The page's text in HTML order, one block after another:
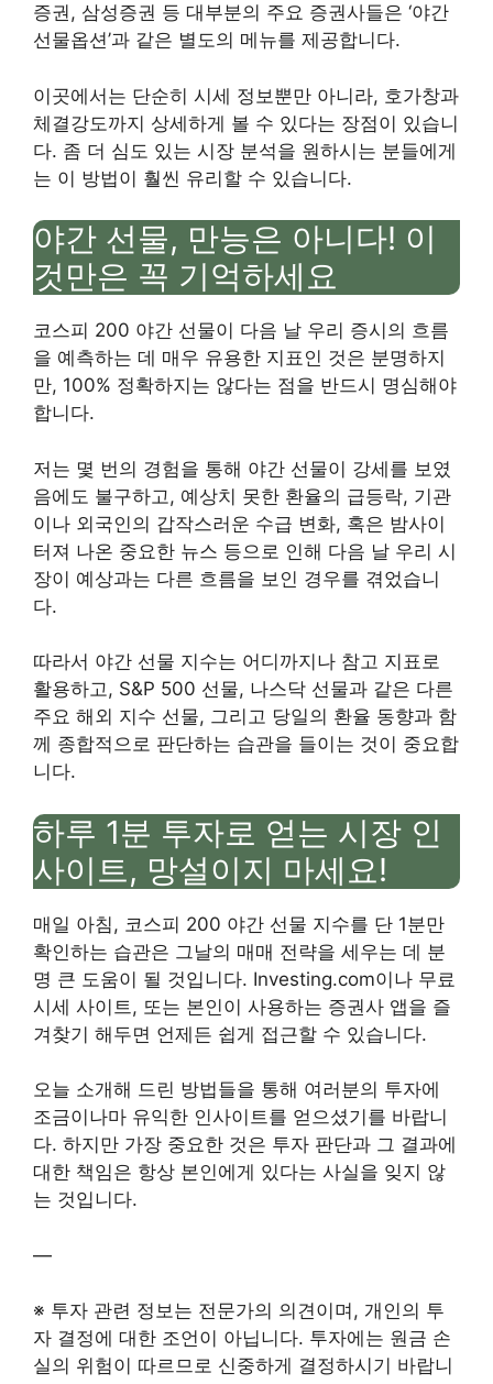
증권, 삼성증권 등 대부분의 주요 증권사들은 ‘야간
선물옵션’과 같은 별도의 메뉴를 제공합니다.
이곳에서는 단순히 시세 정보뿐만 아니라, 호가창과
체결강도까지 상세하게 볼 수 있다는 장점이 있습니
다. 좀 더 심도 있는 시장 분석을 원하시는 분들에게
는 이 방법이 훨씬 유리할 수 있습니다.
야간 선물, 만능은 아니다! 이
것만은 꼭 기억하세요
코스피 200 야간 선물이 다음 날 우리 증시의 흐름
을 예측하는 데 매우 유용한 지표인 것은 분명하지
만, 100% 정확하지는 않다는 점을 반드시 명심해야
합니다.
저는 몇 번의 경험을 통해 야간 선물이 강세를 보였
음에도 불구하고, 예상치 못한 환율의 급등락, 기관
이나 외국인의 갑작스러운 수급 변화, 혹은 밤사이
터져 나온 중요한 뉴스 등으로 인해 다음 날 우리 시
장이 예상과는 다른 흐름을 보인 경우를 겪었습니
다.
따라서 야간 선물 지수는 어디까지나 참고 지표로
활용하고, S&P 500 선물, 나스닥 선물과 같은 다른
주요 해외 지수 선물, 그리고 당일의 환율 동향과 함
께 종합적으로 판단하는 습관을 들이는 것이 중요합
니다.
하루 1분 투자로 얻는 시장 인
사이트, 망설이지 마세요!
매일 아침, 코스피 200 야간 선물 지수를 단 1분만
확인하는 습관은 그날의 매매 전략을 세우는 데 분
명 큰 도움이 될 것입니다. Investing.com이나 무료
시세 사이트, 또는 본인이 사용하는 증권사 앱을 즐
겨찾기 해두면 언제든 쉽게 접근할 수 있습니다.
오늘 소개해 드린 방법들을 통해 여러분의 투자에
조금이나마 유익한 인사이트를 얻으셨기를 바랍니
다. 하지만 가장 중요한 것은 투자 판단과 그 결과에
대한 책임은 항상 본인에게 있다는 사실을 잊지 않
는 것입니다.
—
※ 투자 관련 정보는 전문가의 의견이며, 개인의 투
자 결정에 대한 조언이 아닙니다. 투자에는 원금 손
실의 위험이 따르므로 신중하게 결정하시기 바랍니